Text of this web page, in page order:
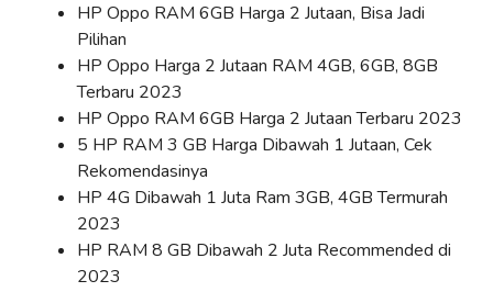
HP Oppo RAM 6GB Harga 2 Jutaan, Bisa Jadi
Pilihan
HP Oppo Harga 2 Jutaan RAM 4GB, 6GB, 8GB
Terbaru 2023
HP Oppo RAM 6GB Harga 2 Jutaan Terbaru 2023
5 HP RAM 3 GB Harga Dibawah 1 Jutaan, Cek
Rekomendasinya
HP 4G Dibawah 1 Juta Ram 3GB, 4GB Termurah
2023
HP RAM 8 GB Dibawah 2 Juta Recommended di
2023